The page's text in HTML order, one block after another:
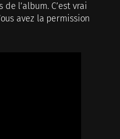
l’album. C’est vrai
avez la permission